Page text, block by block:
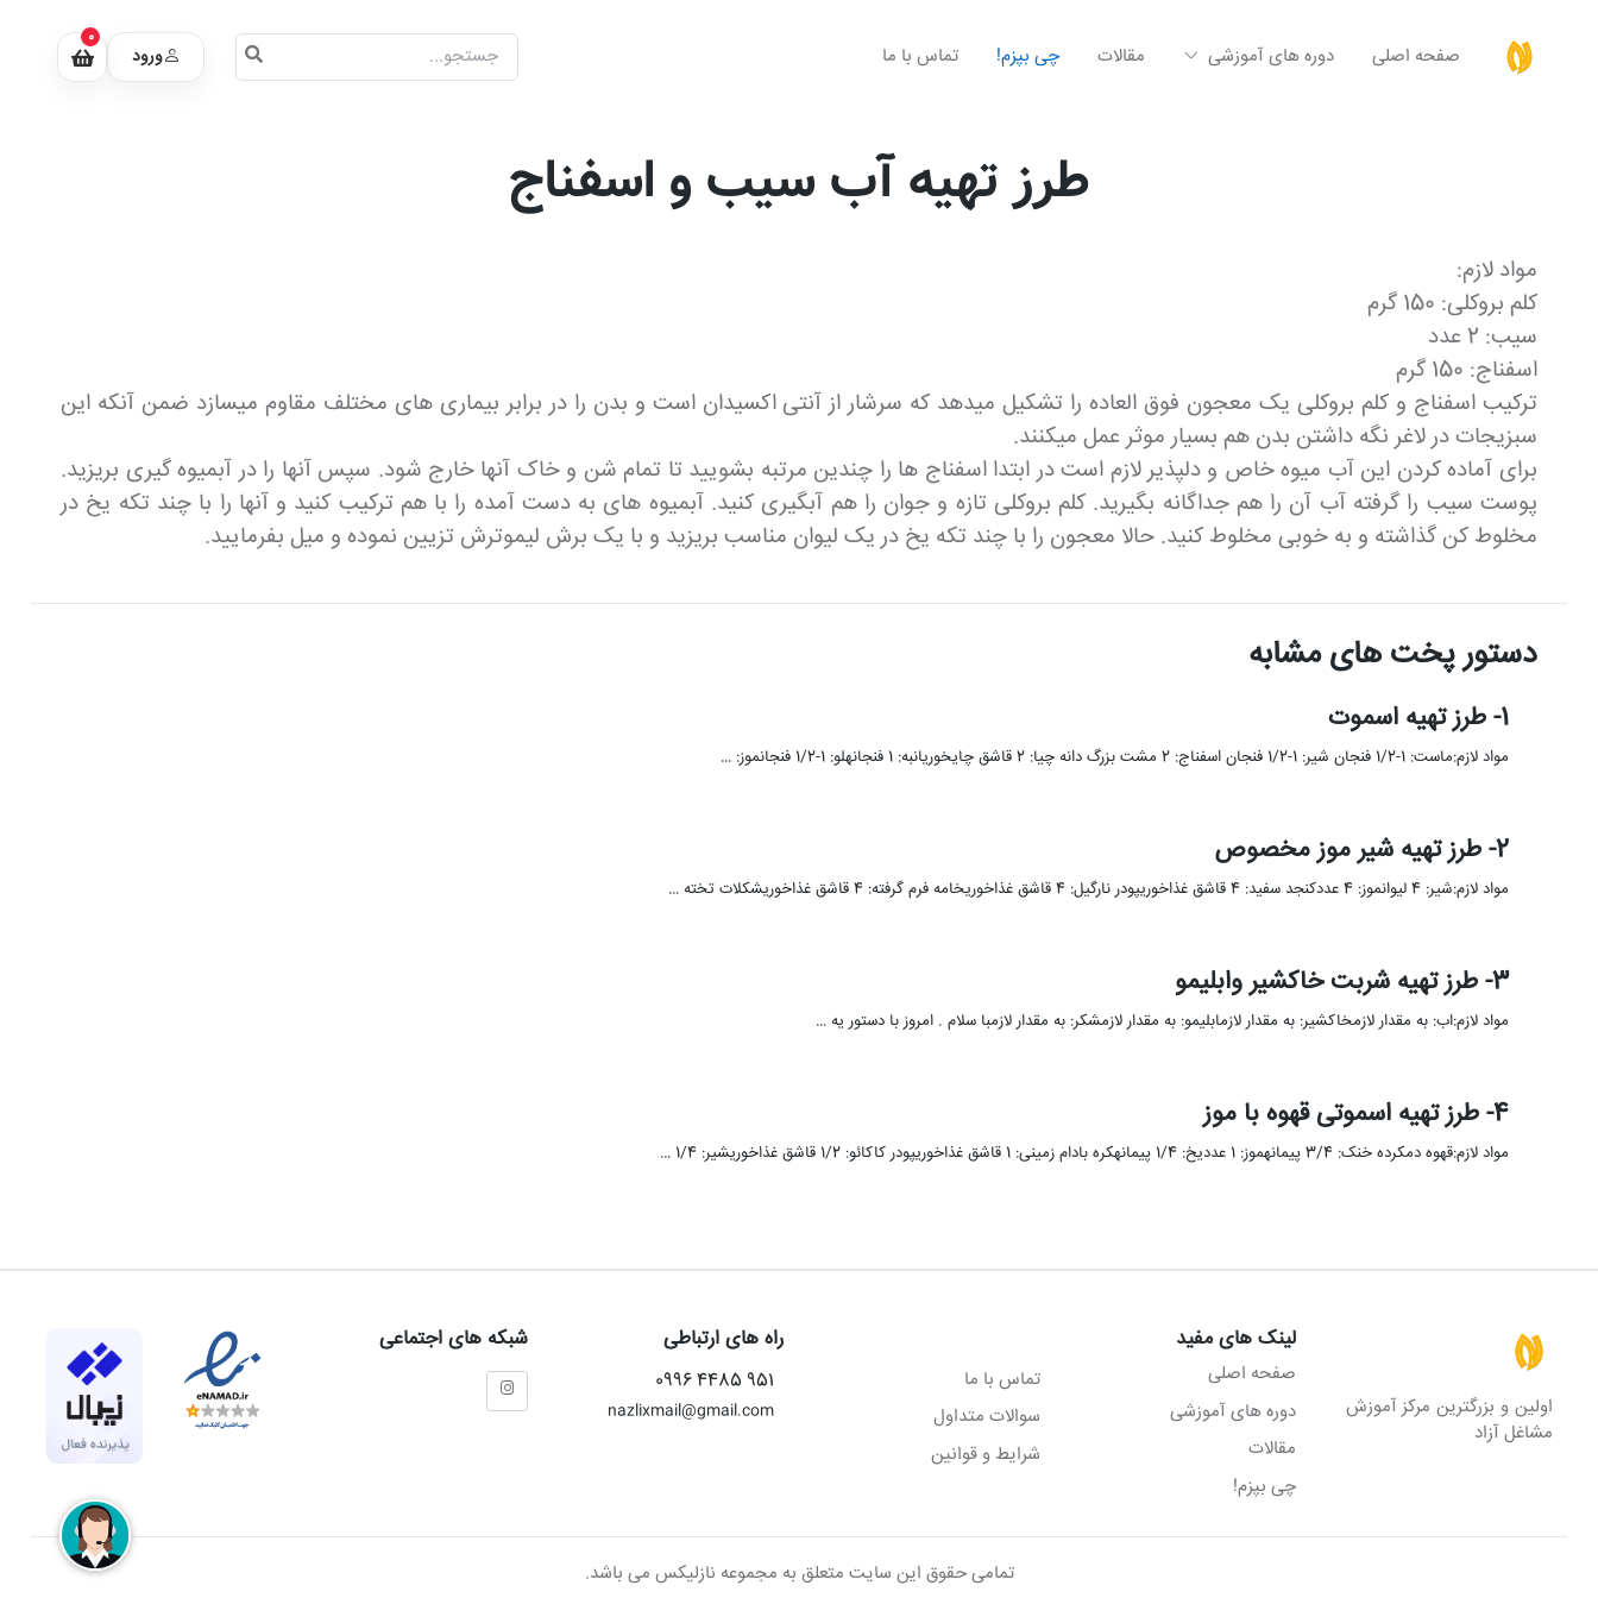
صفحه اصلی دوره های آموزشی مقالات چی بپزم! تماس با ما ورود
0
طرز تهیه آب سیب و اسفناج
مواد لازم:
کلم بروکلی: 150 گرم
سیب: 2 عدد
اسفناج: 150 گرم
ترکیب اسفناج و کلم بروکلی یک معجون فوق العاده را تشکیل میدهد که سرشار از آنتی اکسیدان است و بدن را در برابر بیماری های مختلف مقاوم میسازد ضمن آنکه این
سبزیجات در لاغر نگه داشتن بدن هم بسیار موثر عمل میکنند.
برای آماده کردن این آب میوه خاص و دلپذیر لازم است در ابتدا اسفناج ها را چندین مرتبه بشویید تا تمام شن و خاک آنها خارج شود. سپس آنها را در آبمیوه گیری بریزید.
پوست سیب را گرفته آب آن را هم جداگانه بگیرید. کلم بروکلی تازه و جوان را هم آبگیری کنید. آبمیوه های به دست آمده را با هم ترکیب کنید و آنها را با چند تکه یخ در
مخلوط کن گذاشته و به خوبی مخلوط کنید. حالا معجون را با چند تکه یخ در یک لیوان مناسب بریزید و با یک برش لیموترش تزیین نموده و میل بفرمایید.
دستور پخت های مشابه
1- طرز تهیه اسموت
مواد لازم:ماست: 1-1/2 فنجان شیر: 1-1/2 فنجان اسفناج: 2 مشت بزرگ دانه چیا: 2 قاشق چایخوریانبه: 1 فنجانهلو: 1-1/2 فنجانموز: …
2- طرز تهیه شیر موز مخصوص
مواد لازم:شیر: 4 لیوانموز: 4 عددکنجد سفید: 4 قاشق غذاخوریپودر نارگیل: 4 قاشق غذاخوریخامه فرم گرفته: 4 قاشق غذاخوریشکلات تخته …
3- طرز تهیه شربت خاکشیر وابلیمو
مواد لازم:اب: به مقدار لازمخاکشیر: به مقدار لازمابلیمو: به مقدار لازمشکر: به مقدار لازمبا سلام . امروز با دستور یه …
4- طرز تهیه اسموتی قهوه با موز
مواد لازم:قهوه دمکرده خنک: 3/4 پیمانهموز: 1 عددیخ: 1/4 پیمانهکره بادام زمینی: 1 قاشق غذاخوریپودر کاکائو: 1/2 قاشق غذاخوریشیر: 1/4 …
اولین و بزرگترین مرکز آموزش
مشاغل آزاد
لینک های مفید
صفحه اصلی
دوره های آموزشی
مقالات
چی بپزم!
تماس با ما
سوالات متداول
شرایط و قوانین
راه های ارتباطی
951 4485 0996
nazlixmail@gmail.com
شبکه های اجتماعی
تمامی حقوق این سایت متعلق به مجموعه نازلیکس می باشد.